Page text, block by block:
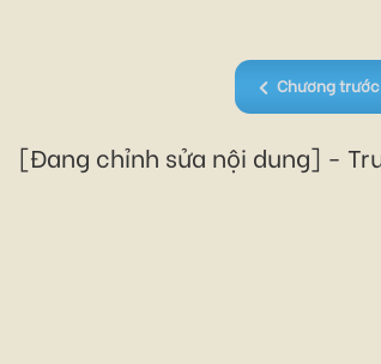
Chương trước
[Đang chỉnh sửa nội dung] -